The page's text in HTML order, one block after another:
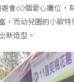
會60個愛心攤位，
，而幼兒園的小歐
新造型。